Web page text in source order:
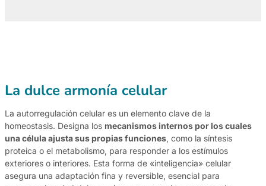
La dulce armonía celular
La autorregulación celular es un elemento clave de la
homeostasis. Designa los mecanismos internos por los cuales
una célula ajusta sus propias funciones, como la síntesis
proteica o el metabolismo, para responder a los estímulos
exteriores o interiores. Esta forma de «inteligencia» celular
asegura una adaptación fina y reversible, esencial para